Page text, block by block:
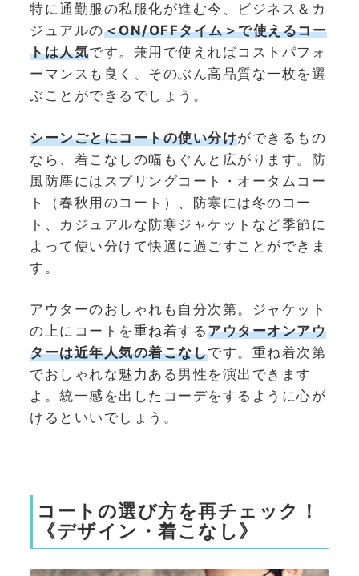
特に通勤服の私服化が進む今、ビジネス＆カ
ジュアルの＜ON/OFFタイム＞で使えるコー
トは人気です。兼用で使えればコストパフォ
ーマンスも良く、そのぶん高品質な一枚を選
ぶことができるでしょう。
シーンごとにコートの使い分けができるもの
なら、着こなしの幅もぐんと広がります。防
風防塵にはスプリングコート・オータムコー
ト（春秋用のコート）、防寒には冬のコー
ト、カジュアルな防寒ジャケットなど季節に
よって使い分けて快適に過ごすことができま
す。
アウターのおしゃれも自分次第。ジャケット
の上にコートを重ね着するアウターオンアウ
ターは近年人気の着こなしです。重ね着次第
でおしゃれな魅力ある男性を演出できます
よ。統一感を出したコーデをするように心が
けるといいでしょう。
コートの選び方を再チェック！
《デザイン・着こなし》